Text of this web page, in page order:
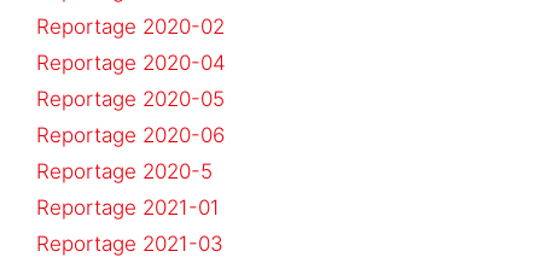
Reportage 2020-02
Reportage 2020-04
Reportage 2020-05
Reportage 2020-06
Reportage 2020-5
Reportage 2021-01
Reportage 2021-03